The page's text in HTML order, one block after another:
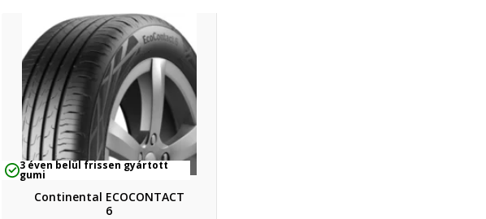
3 éven belül frissen gyártott
gumi
Continental ECOCONTACT
6